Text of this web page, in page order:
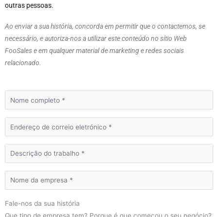
outras pessoas.
Ao enviar a sua história, concorda em permitir que o contactemos, se
necessário, e autoriza-nos a utilizar este conteúdo no sítio Web
FooSales e em qualquer material de marketing e redes sociais
relacionado.
Fale-nos da sua história